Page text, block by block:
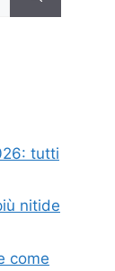
tutti
nitide
come